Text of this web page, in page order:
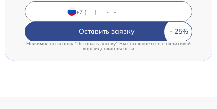
Оставить заявку
Нажимая на кнопку "Оставить заявку" Вы соглашаетесь c политикой
конфиденциальности